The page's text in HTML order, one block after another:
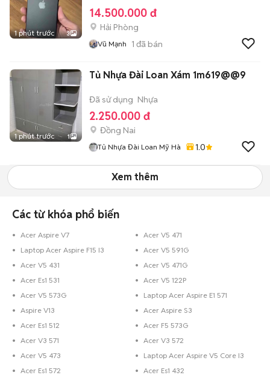
1 phút trước 3
14.500.000 đ
Hải Phòng
Vũ Mạnh 1 đã bán
1 phút trước 1
Tủ Nhựa Đài Loan Xám 1m619@@9
Đã sử dụng Nhựa
2.250.000 đ
Đồng Nai
Tủ Nhựa Đài Loan Mỹ Hà 1.0
Xem thêm
Các từ khóa phổ biến
Acer Aspire V7
Acer V5 471
Laptop Acer Aspire F15 I3
Acer V5 591G
Acer V5 431
Acer V5 471G
Acer Es1 531
Acer V5 122P
Acer V5 573G
Laptop Acer Aspire E1 571
Aspire V13
Acer Aspire S3
Acer Es1 512
Acer F5 573G
Acer V3 571
Acer V3 572
Acer V5 473
Laptop Acer Aspire V5 Core I3
Acer Es1 572
Acer Es1 432